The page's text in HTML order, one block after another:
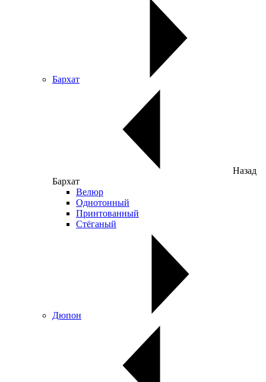
Бархат
Назад
Бархат
Велюр
Однотонный
Принтованный
Стёганый
Дюпон